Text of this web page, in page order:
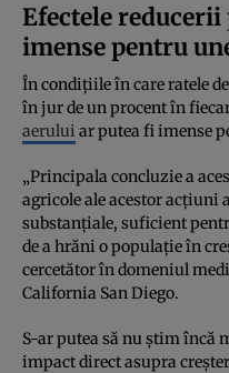
Efectele
imense pentru
În condițiile în care ratele
în jur de un procent în
aerului ar putea fi imense
„Principala concluzie a
agricole ale acestor acțiuni
substanțiale, suficient
de a hrăni o populație în
cercetător în domeniul
California San Diego.
S-ar putea să nu știm încă
impact direct asupra